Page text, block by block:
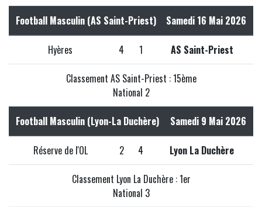
Football Masculin (AS Saint-Priest) Samedi 16 Mai 2026
Hyères 4 1 AS Saint-Priest
Classement AS Saint-Priest : 15ème
National 2
Football Masculin (Lyon-La Duchère) Samedi 9 Mai 2026
Réserve de l'OL 2 4 Lyon La Duchère
Classement Lyon La Duchère : 1er
National 3